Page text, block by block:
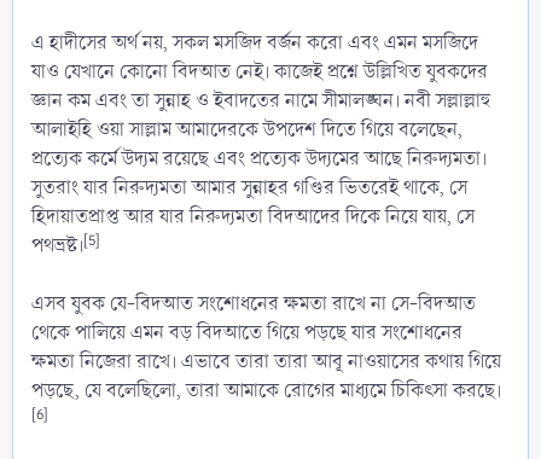
এ হাদীসের অর্থ নয়, সকল মসজিদ বর্জন করো এবং এমন মসজিদে
যাও যেখানে কোনো বিদআত নেই। কাজেই প্রশ্নে উল্লিখিত যুবকদের
জ্ঞান কম এবং তা সুন্নাহ ও ইবাদতের নামে সীমালঙ্ঘন। নবী সল্লাল্লাহু
আলাইহি ওয়া সাল্লাম আমাদেরকে উপদেশ দিতে গিয়ে বলেছেন,
প্রত্যেক কর্মে উদ্যম রয়েছে এবং প্রত্যেক উদ্যমের আছে নিরুদ্যমতা।
সুতরাং যার নিরুদ্যমতা আমার সুন্নাহর গণ্ডির ভিতরেই থাকে, সে
হিদায়াতপ্রাপ্ত আর যার নিরুদ্যমতা বিদআদের দিকে নিয়ে যায়, সে
পথভ্রষ্ট।[5]
এসব যুবক যে-বিদআত সংশোধনের ক্ষমতা রাখে না সে-বিদআত
থেকে পালিয়ে এমন বড় বিদআতে গিয়ে পড়ছে যার সংশোধনের
ক্ষমতা নিজেরা রাখে। এভাবে তারা তারা আবূ নাওয়াসের কথায় গিয়ে
পড়ছে, যে বলেছিলো, তারা আমাকে রোগের মাধ্যমে চিকিৎসা করছে।
[6]